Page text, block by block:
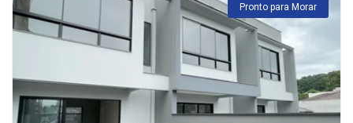
Pronto para Morar